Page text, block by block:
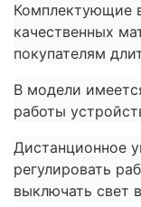
Комплектующие
качественных
покупателям
В модели
работы
Дистанционное
регулировать
выключать свет